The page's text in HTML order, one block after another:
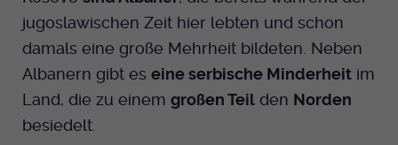
jugoslawischen Zeit hier lebten und schon
damals eine große Mehrheit bildeten. Neben
Albanern gibt es eine serbische Minderheit im
Land, die zu einem großen Teil den Norden
besiedelt.